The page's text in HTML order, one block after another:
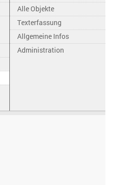
Alle Objekte
Texterfassung
Allgemeine Infos
Administration